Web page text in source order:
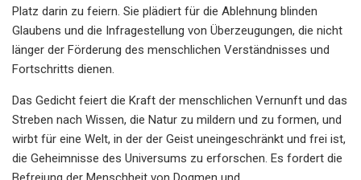
Platz darin zu feiern. Sie plädiert für die Ablehnung blinden
Glaubens und die Infragestellung von Überzeugungen, die nicht
länger der Förderung des menschlichen Verständnisses und
Fortschritts dienen.
Das Gedicht feiert die Kraft der menschlichen Vernunft und das
Streben nach Wissen, die Natur zu mildern und zu formen, und
wirbt für eine Welt, in der der Geist uneingeschränkt und frei ist,
die Geheimnisse des Universums zu erforschen. Es fordert die